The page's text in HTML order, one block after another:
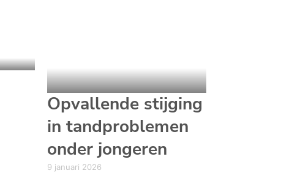
Opvallende stijging
in tandproblemen
onder jongeren
9 januari 2026